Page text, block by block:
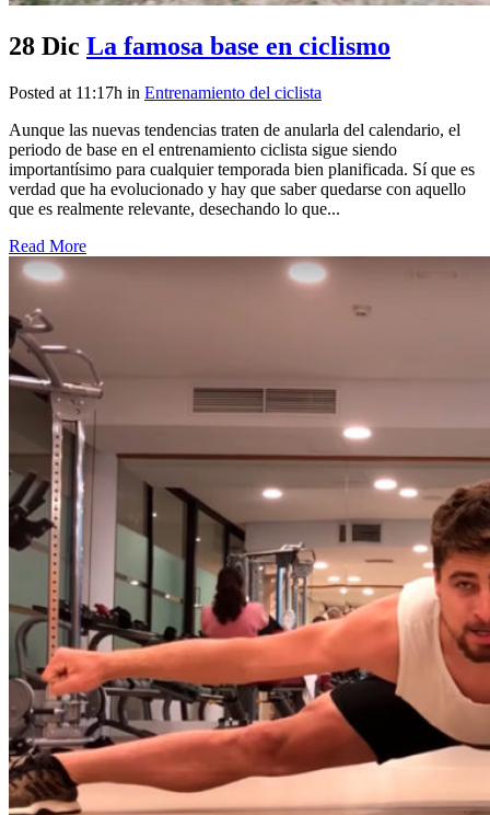
28 Dic La famosa base en ciclismo
Posted at 11:17h in Entrenamiento del ciclista
Aunque las nuevas tendencias traten de anularla del calendario, el
periodo de base en el entrenamiento ciclista sigue siendo
importantísimo para cualquier temporada bien planificada. Sí que es
verdad que ha evolucionado y hay que saber quedarse con aquello
que es realmente relevante, desechando lo que...
Read More